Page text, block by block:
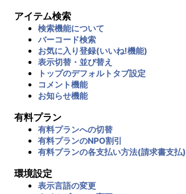
アイテム検索
検索機能について
バーコード検索
お気に入り登録(いいね!機能)
表示切替・並び替え
トップのデフォルトタブ設定
コメント機能
お知らせ機能
有料プラン
有料プランへの切替
有料プランのNPO割引
有料プランの各支払い方法(請求書支払)
環境設定
表示言語の変更